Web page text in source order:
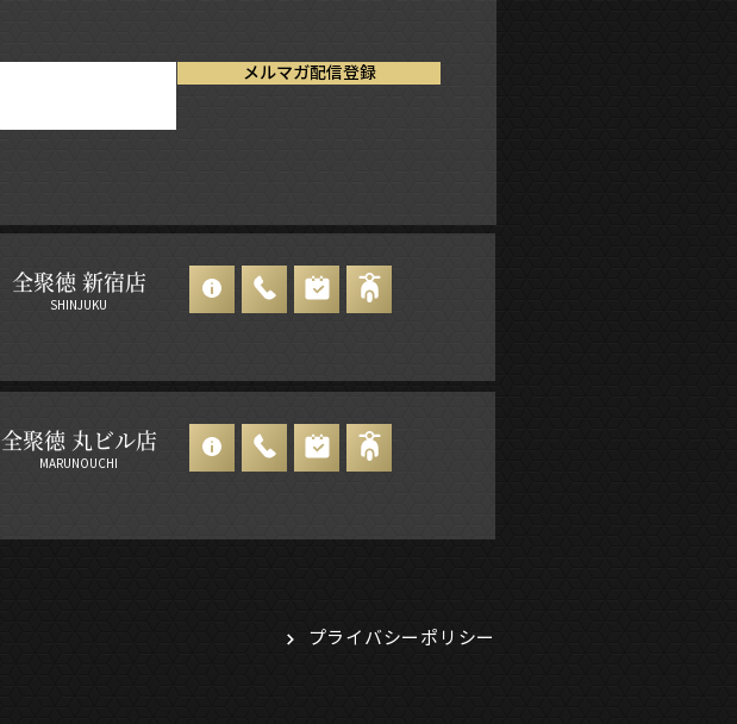
メルマガ配信登録
全聚徳 新宿店
SHINJUKU
全聚徳 丸ビル店
MARUNOUCHI
プライバシーポリシー